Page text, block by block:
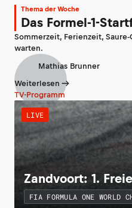
Thema der Woche
Das Formel-1-
Sommerzeit, Ferienzeit,
warten.
Mathias Brunner
Weiterlesen
TV-Programm
LIVE
Zandvoort: 1.
FIA FORMULA ONE WORLD